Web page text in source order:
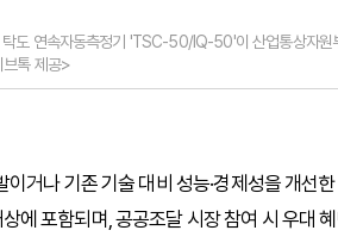
탁도 연속자동측정기 'TSC-50/IQ-50'이 산업통상자원
톡 제공>
거나 기존 기술 대비 성능·경제성을 개선
에 포함되며, 공공조달 시장 참여 시 우대